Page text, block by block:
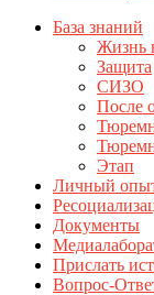
База знаний
Жизнь
Защита
СИЗО
После
Этап
Личный
Документы
Прислать
Вопрос-